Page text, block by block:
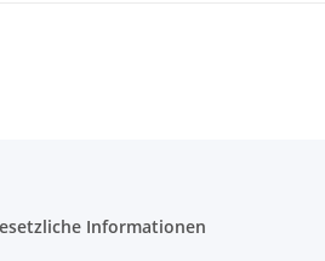
Informationen